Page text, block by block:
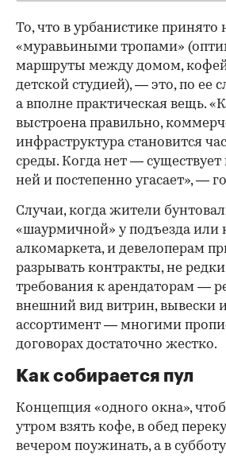
То, что в урбанистике принято
«муравьиными тропами»
маршруты между домом,
детской студией), — это, по ее
а вполне практическая вещь.
выстроена правильно,
инфраструктура становится
среды. Когда нет — существует
ней и постепенно угасает», —
Случаи, когда жители
«шаурмичной» у подъезда или
алкомаркета, и девелоперам
разрывать контракты, не
требования к арендаторам —
внешний вид витрин, вывески
ассортимент — многими
договорах достаточно жестко.
Как собирается пул
Концепция «одного окна»,
утром взять кофе, в обед
вечером поужинать, а в